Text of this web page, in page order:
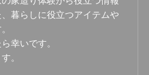
暮らしに役立つアイテムや
幸いです。
。